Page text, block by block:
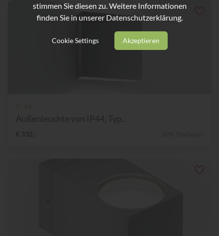
stimmen Sie diesen zu. Weitere Informationen
finden Sie in unserer Datenschutzerklärung.
Cookie Settings Akzeptieren